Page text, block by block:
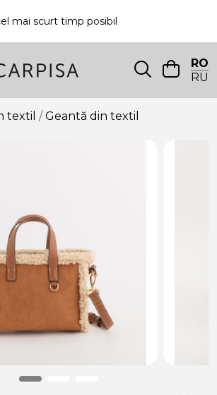
mai scurt timp posibil
RO
RU
textil Geantă din textil